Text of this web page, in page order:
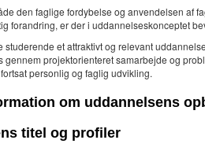
den faglige fordybelse og anvendelsen af
forandring, er der i uddannelseskonceptet
studerende et attraktivt og relevant
projektorienteret samarbejde og
personlig og faglig udvikling.
om uddannelsens
titel og profiler